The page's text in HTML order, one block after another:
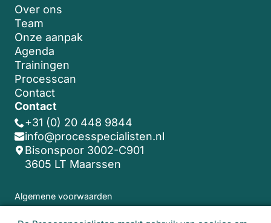
Over ons
Team
Onze aanpak
Agenda
Trainingen
Processcan
Contact
Contact
+31 (0) 20 448 9844
info@processpecialisten.nl
Bisonspoor 3002-C901
3605 LT Maarssen
Algemene voorwaarden